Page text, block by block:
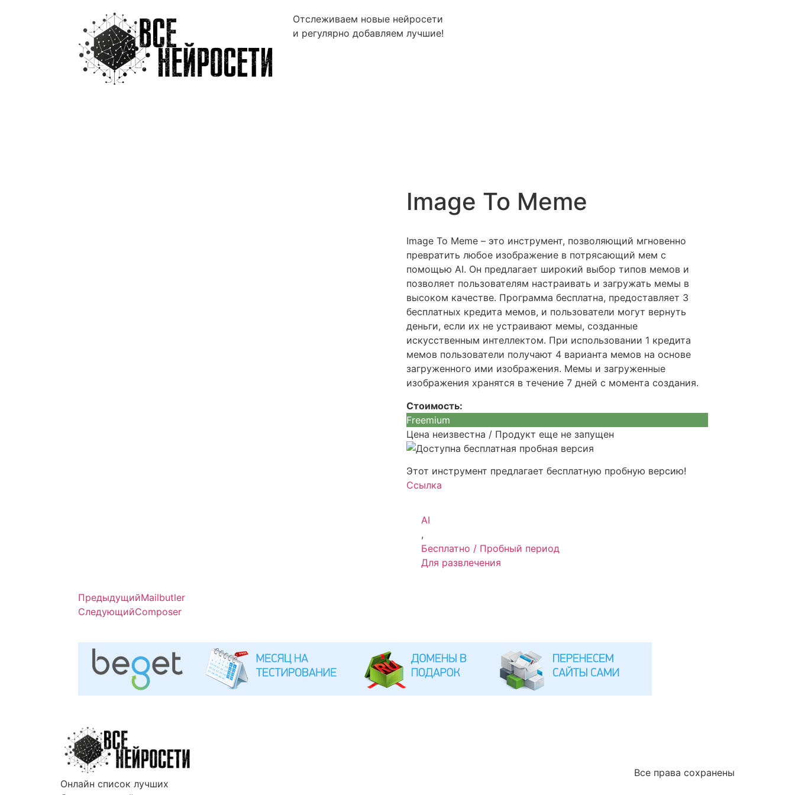
Отслеживаем новые нейросети
и регулярно добавляем лучшие!
Image To Meme
Image To Meme – это инструмент, позволяющий мгновенно
превратить любое изображение в потрясающий мем с
помощью AI. Он предлагает широкий выбор типов мемов и
позволяет пользователям настраивать и загружать мемы в
высоком качестве. Программа бесплатна, предоставляет 3
бесплатных кредита мемов, и пользователи могут вернуть
деньги, если их не устраивают мемы, созданные
искусственным интеллектом. При использовании 1 кредита
мемов пользователи получают 4 варианта мемов на основе
загруженного ими изображения. Мемы и загруженные
изображения хранятся в течение 7 дней с момента создания.
Стоимость:
Freemium
Цена неизвестна / Продукт еще не запущен
Этот инструмент предлагает бесплатную пробную версию!
Ссылка
AI
,
Бесплатно / Пробный период
Для развлечения
ПредыдущийMailbutler
СледующийComposer
Онлайн список лучших
Все права сохранены